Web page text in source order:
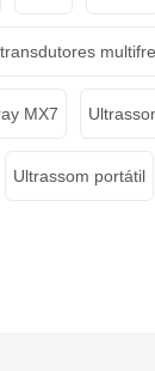
transdutores
MX7
Ultrassom portátil